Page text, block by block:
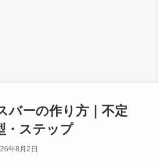
バーの作り方｜不定
・ステップ
年8月2日